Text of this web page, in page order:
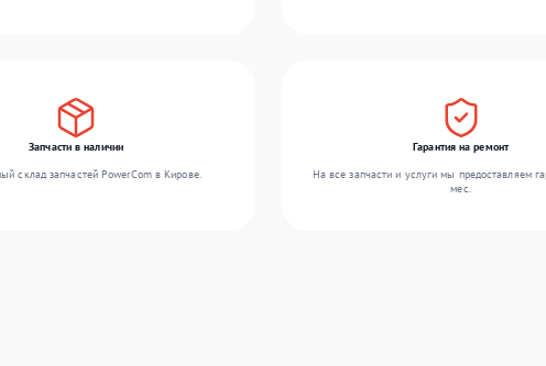
Запчасти в наличии
склад запчастей PowerCom в Кирове.
Гарантия на ремонт
На все запчасти и услуги мы предоставляем
мес.